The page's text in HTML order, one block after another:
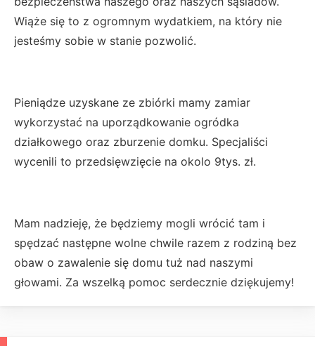
Wiąże się to z ogromnym wydatkiem, na który nie
jesteśmy sobie w stanie pozwolić.
Pieniądze uzyskane ze zbiórki mamy zamiar
wykorzystać na uporządkowanie ogródka
działkowego oraz zburzenie domku. Specjaliści
wycenili to przedsięwzięcie na okolo 9tys. zł.
Mam nadzieję, że będziemy mogli wrócić tam i
spędzać następne wolne chwile razem z rodziną bez
obaw o zawalenie się domu tuż nad naszymi
głowami. Za wszelką pomoc serdecznie dziękujemy!